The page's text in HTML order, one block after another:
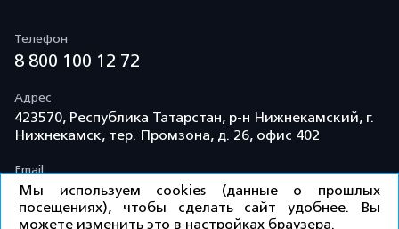
Телефон
8 800 100 12 72
Адрес
423570, Республика Татарстан, р-н Нижнекамский, г.
Нижнекамск, тер. Промзона, д. 26, офис 402
Email
info@td-kama.com
Мы используем cookies (данные о прошлых
посещениях), чтобы сделать сайт удобнее. Вы
можете изменить это в настройках браузера.